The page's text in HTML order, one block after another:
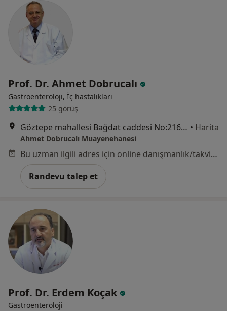
Prof. Dr. Ahmet Dobrucalı
Gastroenteroloji, İç hastalıkları
25 görüş
Göztepe mahallesi Bağdat caddesi No:216/19 Çiftehavuzlar, İstanbul • Harita
Ahmet Dobrucalı Muayenehanesi
Bu uzman ilgili adres için online danışmanlık/takvim sunmuyor.
Randevu talep et
Prof. Dr. Erdem Koçak
Gastroenteroloji